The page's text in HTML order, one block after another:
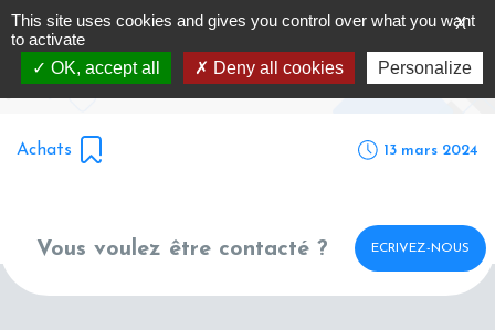
Skip
to
content
Commission Achats #1
Accueil- Actualités - Commission Achats #1
Achats 13 mars 2024
Vous voulez être contacté ? ECRIVEZ-NOUS
X
This site uses cookies and gives you control over what you want
to activate
OK, accept all
Deny all cookies Personalize